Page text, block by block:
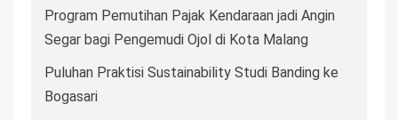
Program Pemutihan Pajak Kendaraan jadi Angin
Segar bagi Pengemudi Ojol di Kota Malang
Puluhan Praktisi Sustainability Studi Banding ke
Bogasari